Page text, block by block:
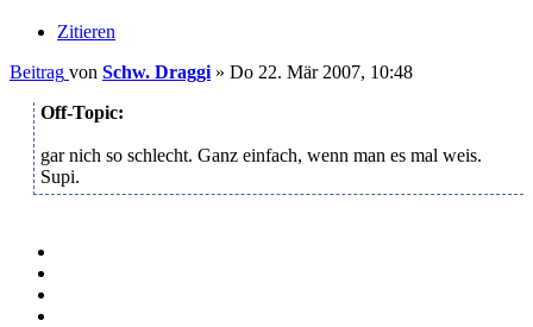
Zitieren
Beitrag von Schw. Draggi » Do 22. Mär 2007, 10:48
Off-Topic:
gar nich so schlecht. Ganz einfach, wenn man es mal weis.
Supi.